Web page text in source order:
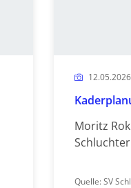
Moritz
Quelle: SV